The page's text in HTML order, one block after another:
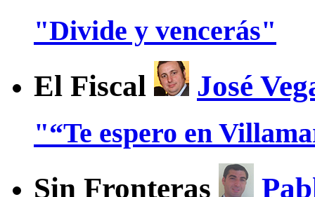
"Divide y vencerás"
El Fiscal José
"“Te espero en
Sin Fronteras